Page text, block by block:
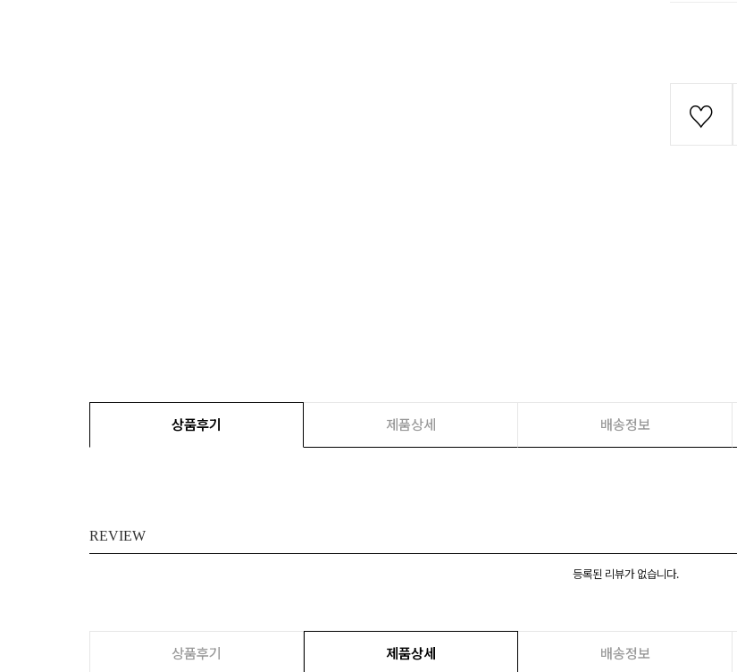
상품후기 제품상세 배송정보
REVIEW
등록된 리뷰가 없습니다.
상품후기 제품상세 배송정보